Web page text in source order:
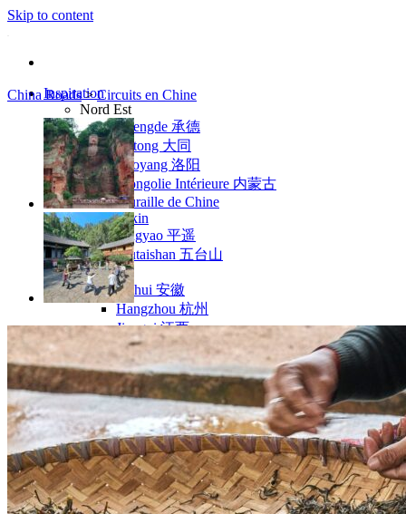
Skip to content
Inspiration
Nord Est
Chengde 承德
Datong 大同
Luoyang 洛阳
Mongolie Intérieure 内蒙古
Muraille de Chine
Pékin
Pingyao 平遥
Wutaishan 五台山
Côte Est
Anhui 安徽
Hangzhou 杭州
Jiangxi 江西
Montagnes Jaunes
Shandong 山东
Shanghai 上海
Suzhou 苏州
Nord Ouest
Gansu 甘肃
Dunhuang – 敦煌
Jiayuguan – 嘉峪关
Qinghai 青海
China Roads > Circuits en Chine